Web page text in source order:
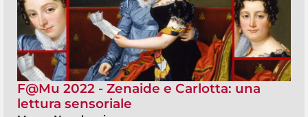
F@Mu 2022 - Zenaide e Carlotta: una
lettura sensoriale